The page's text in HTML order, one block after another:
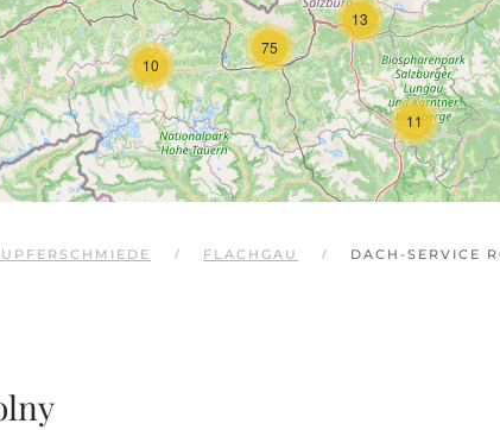
10
11
13
75
FLACHGAU
DACH-SERVICE